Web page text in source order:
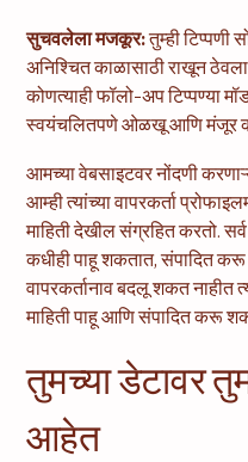
सुचवलेला मजकूर:तुम्ही टिप्पणी
अनिश्चित काळासाठी राखून
कोणत्याही फॉलो-अप टिप्पण्या
स्वयंचलितपणे ओळखू आणि मंजूर
आमच्या वेबसाइटवर नोंदणी
आम्ही त्यांच्या वापरकर्ता
माहिती देखील संग्रहित करतो.
कधीही पाहू शकतात, संपादित
वापरकर्तानाव बदलू शकत नाहीत
माहिती पाहू आणि संपादित करू
तुमच्या डेटावर
आहेत